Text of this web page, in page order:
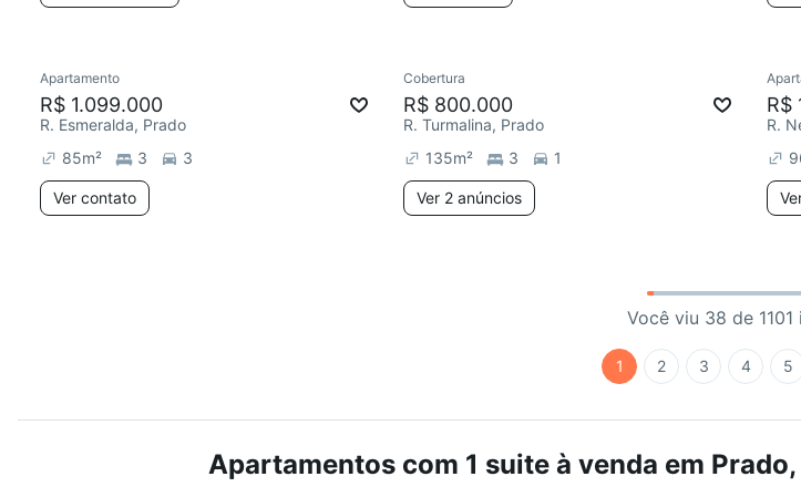
Apartamento
R$ 1.099.000
R. Esmeralda, Prado
85m² 3 3
Ver contato
Cobertura
R$ 800.000
R. Turmalina, Prado
135m² 3 1
Ver 2 anúncios
R$
R.
Você viu 38 de 1101
1 2 3 4 5
Apartamentos com 1 suite à venda em